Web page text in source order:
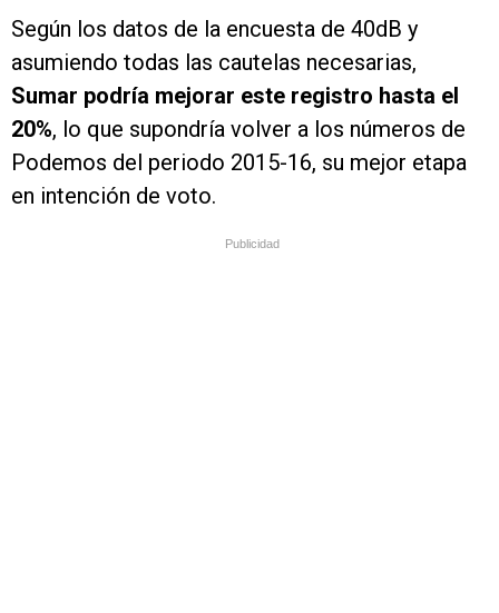
Según los datos de la encuesta de 40dB y
asumiendo todas las cautelas necesarias,
Sumar podría mejorar este registro hasta el
20%, lo que supondría volver a los números de
Podemos del periodo 2015-16, su mejor etapa
en intención de voto.
Publicidad